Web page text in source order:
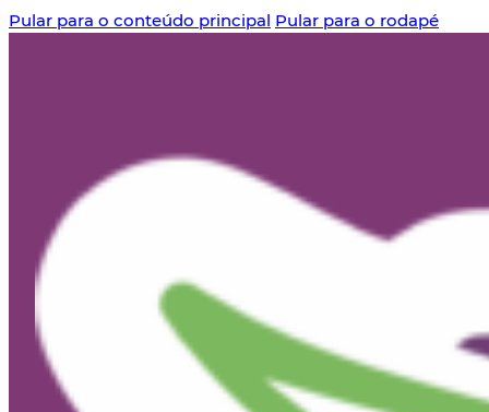
Pular para o conteúdo principal Pular para o rodapé